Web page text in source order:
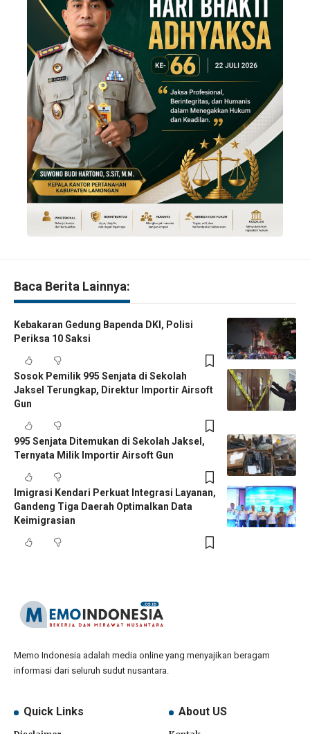
Baca Berita Lainnya:
Kebakaran Gedung Bapenda DKI, Polisi
Periksa 10 Saksi
Sosok Pemilik 995 Senjata di Sekolah
Jaksel Terungkap, Direktur Importir Airsoft
Gun
995 Senjata Ditemukan di Sekolah Jaksel,
Ternyata Milik Importir Airsoft Gun
Imigrasi Kendari Perkuat Integrasi Layanan,
Gandeng Tiga Daerah Optimalkan Data
Keimigrasian
Memo Indonesia adalah media online yang menyajikan beragam
informasi dari seluruh sudut nusantara.
Quick Links About US